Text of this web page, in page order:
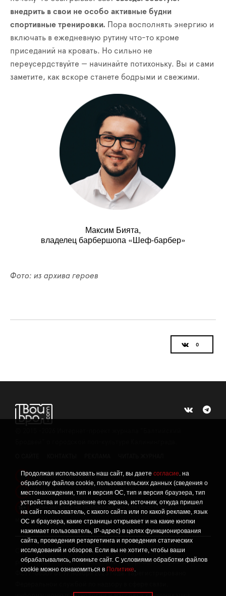
Продолжая использовать наш сайт, вы даете согласие. на
обработку файлов cookie, пользовательских данных (сведения о
местонахождении, тип и версия ОС, тип и версия браузера, тип
устройства и разрешение его экрана, источник, откуда пришел
на сайт пользователь, с какого сайта или по какой рекламе, язык
ОС и браузера, какие страницы открывает и на какие кнопки
нажимает пользователь, IP-адрес) в целях функционирования
сайта, проведения ретаргетинга и проведения статических
исследований и обзоров. Если вы не хотите, чтобы ваши
обрабатывались, покиньте сайт. С условиями обработки файлов
cookie можно ознакомиться в Политике.
внедрить в свои не особо активные будни
спортивные тренировки. Пора восполнять энергию и
включать в ежедневную рутину что-то кроме
приседаний на кровать. Но сильно не
переусердствуйте — начинайте потихоньку. Вы и сами
заметите, как вскоре станете бодрыми и свежими.
Максим Бията,
владелец барбершопа «Шеф-барбер»
Фото: из архива героев
! Политика конфиденциальности
! Информация о проведении СОУТ
Данный сайт не предназначен для просмотра лицам
младше 16 лет.
Сетевое издание «Твой Бро», реестровая запись о
регистрации средства массовой информации: серия Эл №
ФС77-86309 от 17 ноября 2023 года, зарегистрировано